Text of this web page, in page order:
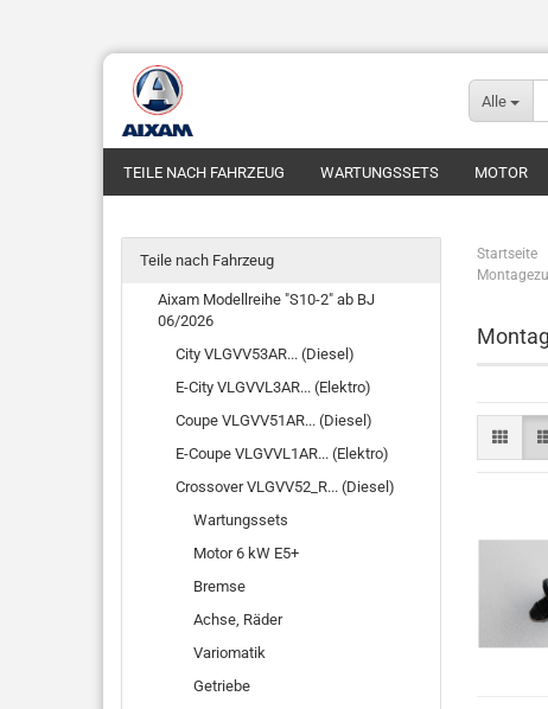
Alle
TEILE NACH FAHRZEUG WARTUNGSSETS MOTOR
Startseite
Teile nach Fahrzeug
Aixam Modellreihe "S10-2" ab BJ
06/2026
City VLGVV53AR... (Diesel)
E-City VLGVVL3AR... (Elektro)
Coupe VLGVV51AR... (Diesel)
E-Coupe VLGVVL1AR... (Elektro)
Crossover VLGVV52_R... (Diesel)
Wartungssets
Motor 6 kW E5+
Bremse
Achse, Räder
Variomatik
Getriebe